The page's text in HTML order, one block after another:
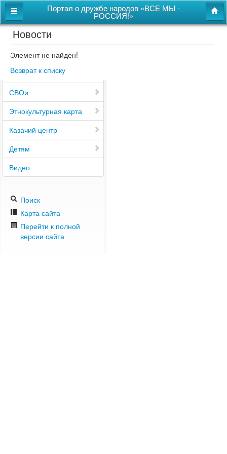
Портал о дружбе народов «ВСЕ МЫ -
РОССИЯ!»
Главная
Дом дружбы народов
Новости
СВОи
Этнокультурная карта
Казачий центр
Детям
Видео
Поиск
Карта сайта
Перейти к полной
версии сайта
Новости
Элемент не найден!
Возврат к списку